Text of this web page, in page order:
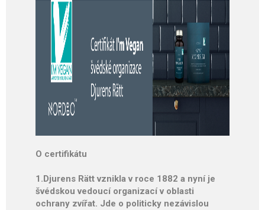
O certifikátu
1.Djurens Rätt vznikla v roce 1882 a nyní je
švédskou vedoucí organizací v oblasti
ochrany zvířat. Jde o politicky nezávislou